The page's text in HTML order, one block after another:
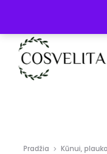
Pradžia Kūnui,